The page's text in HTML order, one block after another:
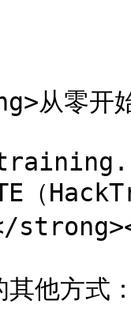
从零开
（
他方式